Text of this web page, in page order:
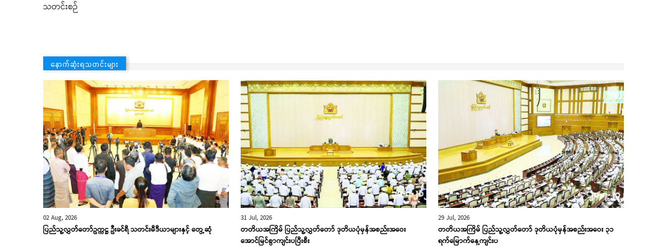
သတင်းစဉ်
နောက်ဆုံးရသတင်းများ
02 Aug, 2026
ပြည်သူ့လွှတ်တော်ဥက္ကဋ္ဌ ဦးခင်ရီ သတင်းမီဒီယာများနှင့် တွေ့ဆုံ
31 Jul, 2026
တတိယအကြိမ် ပြည်သူ့လွှတ်တော် ဒုတိယပုံမှန်အစည်းအဝေး
အောင်မြင်စွာကျင်းပပြီးစီး
29 Jul, 2026
တတိယအကြိမ် ပြည်သူ့လွှတ်တော် ဒုတိယပုံမှန်အစည်းအဝေး ၃၁
ရက်မြောက်နေ့ကျင်းပ